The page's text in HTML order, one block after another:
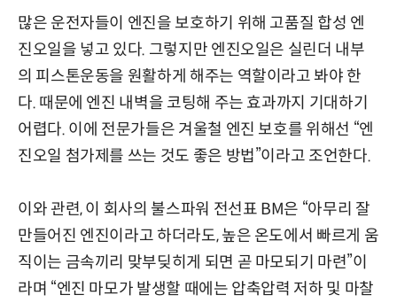
많은 운전자들이 엔진을 보호하기 위해 고품질 합성 엔
진오일을 넣고 있다. 그렇지만 엔진오일은 실린더 내부
의 피스톤운동을 원활하게 해주는 역할이라고 봐야 한
다. 때문에 엔진 내벽을 코팅해 주는 효과까지 기대하기
어렵다. 이에 전문가들은 겨울철 엔진 보호를 위해선 “엔
진오일 첨가제를 쓰는 것도 좋은 방법”이라고 조언한다.
이와 관련, 이 회사의 불스파워 전선표 BM은 “아무리 잘
만들어진 엔진이라고 하더라도, 높은 온도에서 빠르게 움
직이는 금속끼리 맞부딪히게 되면 곧 마모되기 마련”이
라며 “엔진 마모가 발생할 때에는 압축압력 저하 및 마찰